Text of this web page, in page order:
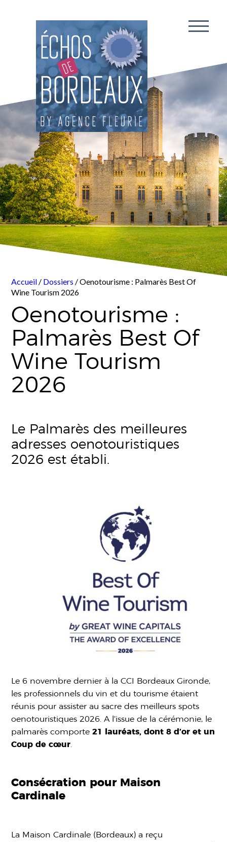
Accueil / Dossiers / Oenotourisme : Palmarès Best Of
Wine Tourism 2026
Oenotourisme :
Palmarès Best Of
Wine Tourism
2026
Le Palmarès des meilleures
adresses oenotouristiques
2026 est établi.
Le 6 novembre dernier à la CCI Bordeaux Gironde,
les professionnels du vin et du tourisme étaient
réunis pour assister au sacre des meilleurs spots
oenotouristiques 2026. A l’issue de la cérémonie, le
palmarès comporte21 lauréats, dont 8 d’or et un
Coup de cœur.
Consécration pour Maison
Cardinale
La Maison Cardinale (Bordeaux) a reçu